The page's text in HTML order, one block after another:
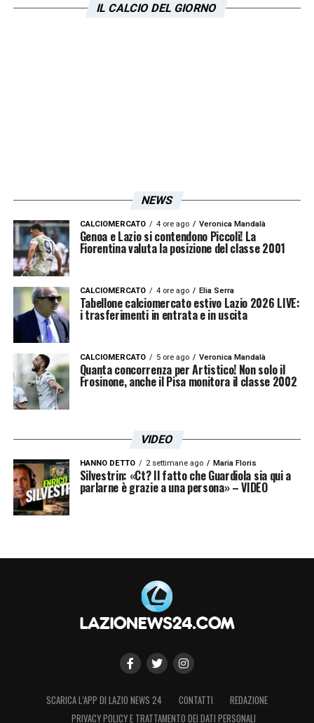
Le prime pagine sportive nazionali - 11 ottobre 2025 25
IL CALCIO DEL GIORNO
NEWS
CALCIOMERCATO 4 ore ago Veronica Mandalà
Genoa e Lazio si contendono Piccoli! La
Fiorentina valuta la posizione del classe 2001
CALCIOMERCATO 4 ore ago Elia Serra
Tabellone calciomercato estivo Lazio 2026 LIVE:
i trasferimenti in entrata e in uscita
CALCIOMERCATO 5 ore ago Veronica Mandalà
Quanta concorrenza per Artistico! Non solo il
Frosinone, anche il Pisa monitora il classe 2002
VIDEO
HANNO DETTO 2 settimane ago Maria Floris
Silvestrin: «Ct? Il fatto che Guardiola sia qui a
parlarne è grazie a una persona» – VIDEO
SCARICA L’APP DI LAZIO NEWS 24 CONTATTI
REDAZIONE
PRIVACY POLICY E TRATTAMENTO DEI DATI PERSONALI